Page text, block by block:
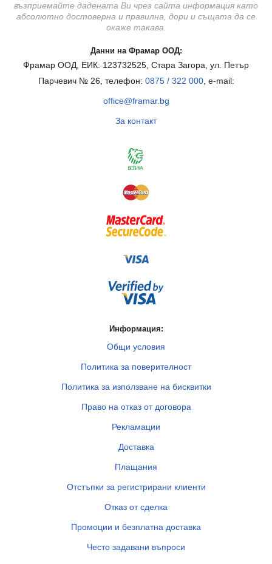
възприемайте дадената Ви чрез сайта информация като
абсолютно достоверна и правилна, дори и същата да се
окаже такава.
Данни на Фрамар ООД:
Фрамар ООД, ЕИК: 123732525, Стара Загора, ул. Петър
Парчевич № 26, телефон: 0875 / 322 000, e-mail:
office@framar.bg
За контакт
Информация:
Общи условия
Политика за поверителност
Политика за използване на бисквитки
Право на отказ от договора
Рекламации
Доставка
Плащания
Отстъпки за регистрирани клиенти
Отказ от сделка
Промоции и безплатна доставка
Често задавани въпроси